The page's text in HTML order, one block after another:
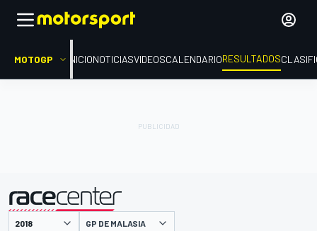
MOTOGP INICIONOTICIASVIDEOSCALENDARIORESULTADOS
presentado por GP DE MALASIA